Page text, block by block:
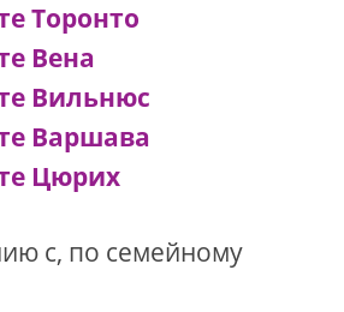
Торонто
Вена
Вильнюс
Варшава
Цюрих
с, по семейному